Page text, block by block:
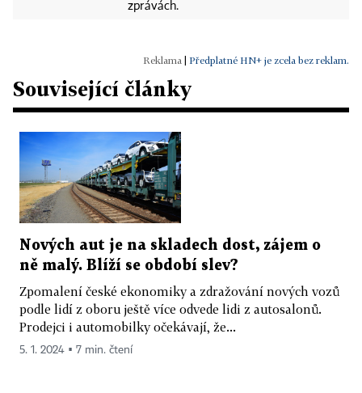
zprávách.
Předplatné HN+ je zcela bez reklam.
Související články
Nových aut je na skladech dost, zájem o
ně malý. Blíží se období slev?
Zpomalení české ekonomiky a zdražování nových vozů
podle lidí z oboru ještě více odvede lidi z autosalonů.
Prodejci i automobilky očekávají, že...
5. 1. 2024 ▪ 7 min. čtení